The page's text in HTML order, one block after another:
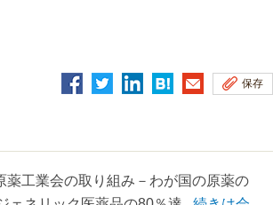
保存
工業会の取り組み－わが国の原薬の